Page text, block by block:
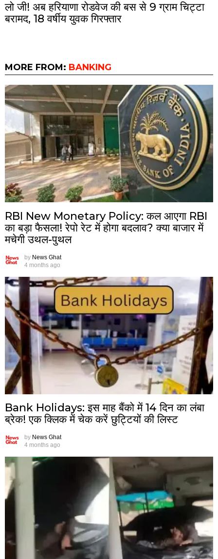
लो जी! अब हरियाणा रोडवेज की बस से 9 ग्राम चिट्टा
बरामद, 18 वर्षीय युवक गिरफ्तार
MORE FROM: BANKING
RBI New Monetary Policy: कल आएगा RBI
का बड़ा फैसला! रेपो रेट में होगा बदलाव? क्या बाजार में
मचेगी उथल-पुथल
by News Ghat
4 months ago
Bank Holidays: इस माह बैंको में 14 दिन का लंबा
ब्रेक! एक क्लिक में चेक करें छुट्टियों की लिस्ट
by News Ghat
4 months ago